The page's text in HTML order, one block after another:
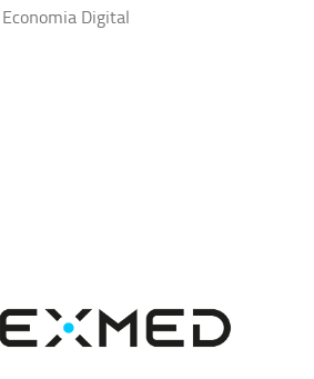
Economia Digital